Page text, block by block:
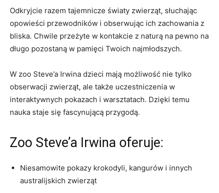
Odkryjcie razem tajemnicze światy zwierząt, słuchając
opowieści przewodników i ​obserwując ich zachowania ⁤z
⁣bliska. Chwile przeżyte‌ w kontakcie z naturą na pewno na
⁣długo pozostaną w pamięci Twoich najmłodszych.
W zoo Steve’a Irwina dzieci mają ‌możliwość nie‌ tylko
obserwacji zwierząt,⁢ ale także uczestniczenia ⁤w
‍interaktywnych pokazach i warsztatach.⁢ Dzięki temu
nauka staje się ‍fascynującą przygodą.
Zoo Steve’a Irwina oferuje:
Niesamowite pokazy krokodyli, kangurów i innych
australijskich zwierząt